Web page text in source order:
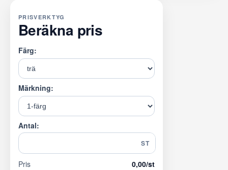
PRISVERKTYG
Beräkna pris
Färg:
Märkning:
Antal:
ST
Pris 0,00/st